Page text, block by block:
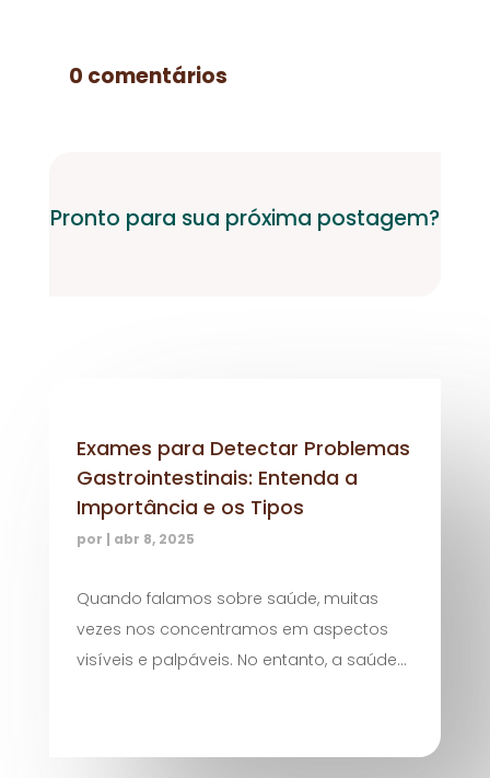
0 comentários
Pronto para sua próxima postagem?
Exames para Detectar Problemas
Gastrointestinais: Entenda a
Importância e os Tipos
por | abr 8, 2025
Quando falamos sobre saúde, muitas
vezes nos concentramos em aspectos
visíveis e palpáveis. No entanto, a saúde...